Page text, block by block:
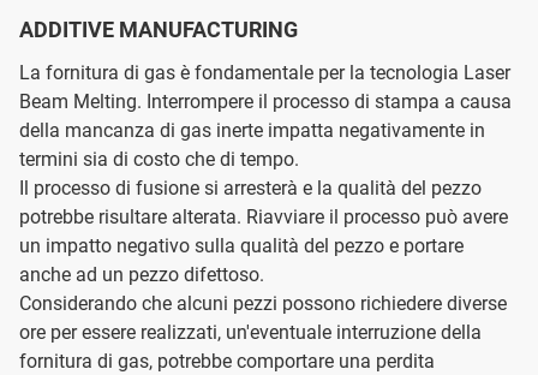
ADDITIVE MANUFACTURING
La fornitura di gas è fondamentale per la tecnologia Laser
Beam Melting. Interrompere il processo di stampa a causa
della mancanza di gas inerte impatta negativamente in
termini sia di costo che di tempo.
Il processo di fusione si arresterà e la qualità del pezzo
potrebbe risultare alterata. Riavviare il processo può avere
un impatto negativo sulla qualità del pezzo e portare
anche ad un pezzo difettoso.
Considerando che alcuni pezzi possono richiedere diverse
ore per essere realizzati, un'eventuale interruzione della
fornitura di gas, potrebbe comportare una perdita